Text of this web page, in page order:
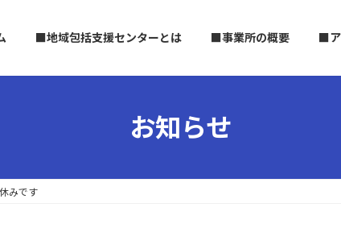
■地域包括支援センターとは ■事業所の概要 ■ア
お知らせ
みです